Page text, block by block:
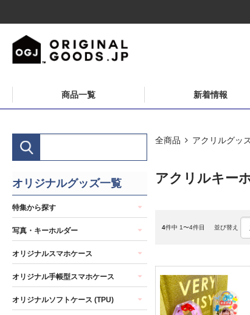
商品一覧 新着情報
全商品 アクリルグッ
アクリルキー
4件中 1〜4件目 並び替え
オリジナルグッズ一覧
特集から探す
写真・キーホルダー
オリジナルスマホケース
オリジナル手帳型スマホケース
オリジナルソフトケース (TPU)